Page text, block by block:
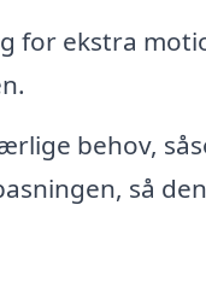
for ekstra
behov,
så